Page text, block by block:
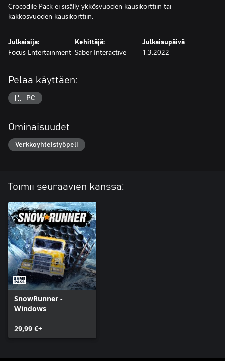
Crocodile Pack ei sisälly ykkösvuoden kausikorttiin tai
kakkosvuoden kausikorttiin.
Julkaisija:
Focus Entertainment
Kehittäjä:
Saber Interactive
Julkaisupäivä
1.3.2022
Pelaa käyttäen:
PC
Ominaisuudet
Verkkoyhteistyöpeli
Toimii seuraavien kanssa:
SnowRunner -
Windows
29,99 €+